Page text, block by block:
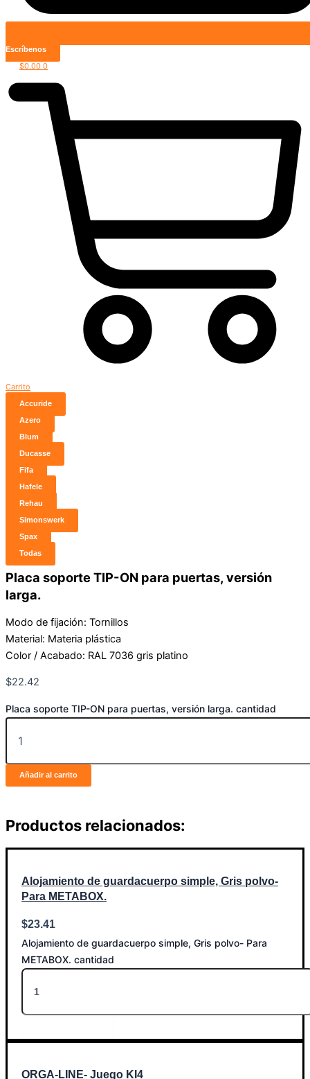
Escríbenos
$0.00 0
Carrito
Accuride
Azero
Blum
Ducasse
Fifa
Hafele
Rehau
Simonswerk
Spax
Todas
Placa soporte TIP-ON para puertas, versión
larga.
Modo de fijación: Tornillos
Material: Materia plástica
Color / Acabado: RAL 7036 gris platino
$22.42
Placa soporte TIP-ON para puertas, versión larga. cantidad
Añadir al carrito
Productos relacionados:
Alojamiento de guardacuerpo simple, Gris polvo-
Para METABOX.
$23.41
Alojamiento de guardacuerpo simple, Gris polvo- Para
METABOX. cantidad
ORGA-LINE- Juego KI4